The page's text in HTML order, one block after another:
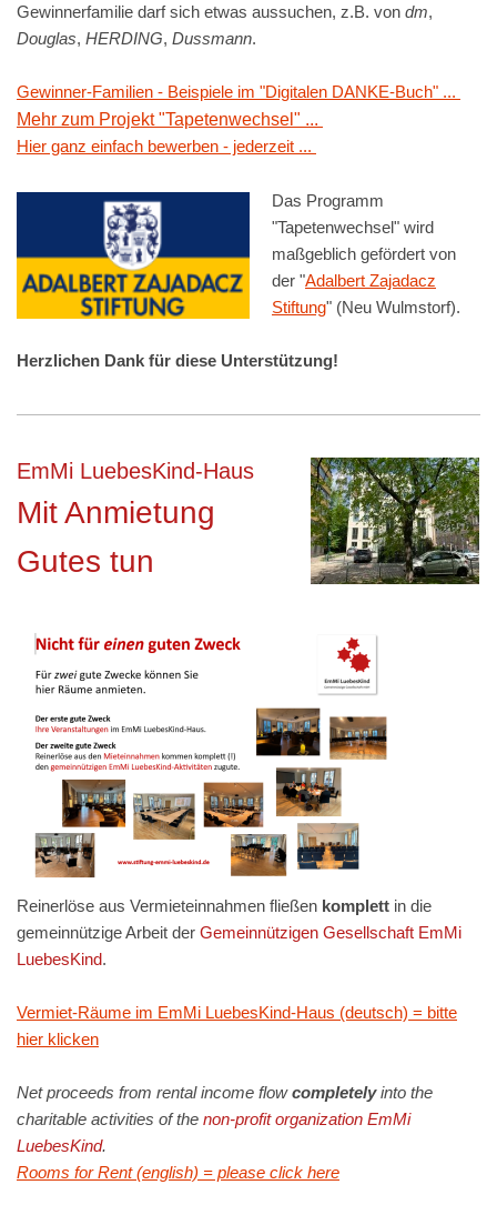
Gewinnerfamilie darf sich etwas aussuchen, z.B. von dm,
Douglas, HERDING, Dussmann.
Gewinner-Familien - Beispiele im "Digitalen DANKE-Buch" ...
Mehr zum Projekt "Tapetenwechsel" ...
Hier ganz einfach bewerben - jederzeit ...
Das Programm
"Tapetenwechsel" wird
maßgeblich gefördert von
der "Adalbert Zajadacz
Stiftung" (Neu Wulmstorf).
Herzlichen Dank für diese Unterstützung!
EmMi LuebesKind-Haus
Mit Anmietung
Gutes tun
Reinerlöse aus Vermieteinnahmen fließen komplett in die
gemeinnützige Arbeit der Gemeinnützigen Gesellschaft EmMi
LuebesKind.
Vermiet-Räume im EmMi LuebesKind-Haus (deutsch) = bitte
hier klicken
Net proceeds from rental income flowcompletelyinto the
charitable activities of the non-profit organization EmMi
LuebesKind.
Rooms for Rent (english) = please click here